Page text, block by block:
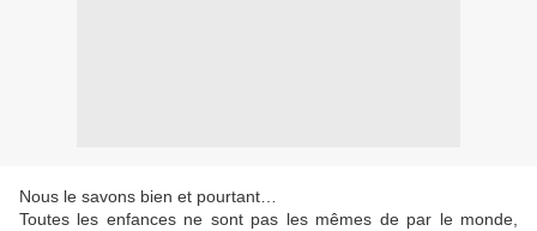
Nous le savons bien et pourtant…
Toutes les enfances ne sont pas les mêmes de par le monde,